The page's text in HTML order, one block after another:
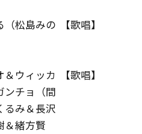
（松島みの
【歌唱】
＆ウィッカ
ンチョ（間
るみ＆長沢
＆緒方賢
【歌唱】